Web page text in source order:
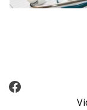
Video Arroz Fortificado